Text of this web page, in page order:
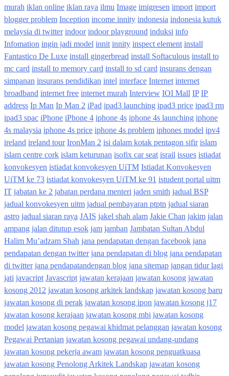
murah iklan online iklan raya ilmu Image imigresen import import
blogger problem Inception income innity indonesia indonesia kutuk
melaysia di twitter indoor indoor playground induksi info
Infomation ingin jadi model innit innity inspect element install
Fantastico De Luxe install gingerbread install Softaculous install to
mc card install to memory card install to sd card insurans dengan
simpanan insurans pendidikan intel interface Internet internet
broadband internet free internet murah Interview IOI Mall IP IP
address Ip Man Ip Man 2 iPad ipad3 launching ipad3 price ipad3 rm
ipad3 spac iPhone iPhone 4 iphone 4s iphone 4s launching iphone
4s malaysia iphone 4s price iphone 4s problem iphones model ipv4
ireland ireland tour IronMan 2 isi dalam kotak pentagon sifir islam
islam centre cork islam keturunan isofix car seat israil issues istiadat
konvokesyen istiadat konvokesyen UiTM Istiadat Konvokesyen
UiTM ke 73 istiadat konvokesyen UiTM ke 91 istudent portal uitm
IT jabatan ke 2 jabatan perdana menteri jaden smith jadual BSP
jadual konvokesyen uitm jadual pembayaran ptptn jadual siaran
astro jadual siaran raya JAIS jakel shah alam Jakie Chan jakim jalan
ampang jalan ditutup esok jam jamban Jambatan Sultan Abdul
Halim Mu’adzam Shah jana pendapatan dengan facebook jana
pendapatan dengan twitter jana pendapatan di blog jana pendapatan
di twitter jana pendapatandengan blog jana sitemap jangan tidur lagi
jati javacript Javascript jawatan kerajaan jawatan kosong jawatan
kosong 2012 jawatan kosong arkitek landskap jawatan kosong baru
jawatan kosong di perak jawatan kosong ipon jawatan kosong j17
jawatan kosong kerajaan jawatan kosong mbi jawatan kosong
model jawatan kosong pegawai khidmat pelanggan jawatan kosong
Pegawai Pertanian jawatan kosong pegawai undang-undang
jawatan kosong pekerja awam jawatan kosong penguatkuasa
jawatan kosong Penolong Arkitek Landskap jawatan kosong